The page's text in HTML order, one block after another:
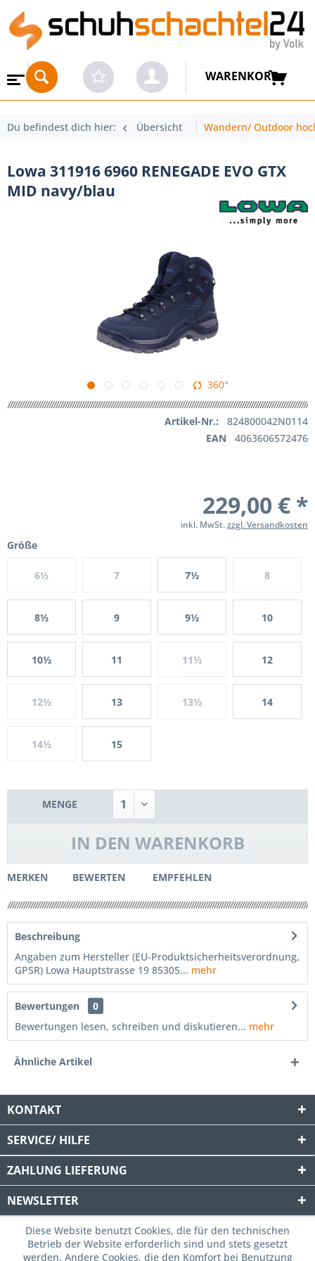
WARENKORB
Du befindest dich hier: Übersicht Wandern/ Outdoor
Lowa 311916 6960 RENEGADE EVO GTX
MID navy/blau
360°
Artikel-Nr.:
824800042N0114
EAN
4063606572476
229,00 € *
inkl. MwSt.zzgl. Versandkosten
Größe
6½ 7 7½ 8
8½ 9 9½ 10
10½ 11 11½ 12
12½ 13 13½ 14
14½ 15
MENGE
IN DEN WARENKORB
MERKEN BEWERTEN EMPFEHLEN
Beschreibung
Angaben zum Hersteller (EU-Produktsicherheitsverordnung,
GPSR) Lowa Hauptstrasse 19 85305... mehr
Bewertungen
0
Bewertungen lesen, schreiben und diskutieren... mehr
Ähnliche Artikel
KONTAKT
SERVICE/ HILFE
ZAHLUNG LIEFERUNG
NEWSLETTER
Diese Website benutzt Cookies, die für den technischen
Betrieb der Website erforderlich sind und stets gesetzt
werden. Andere Cookies, die den Komfort bei Benutzung